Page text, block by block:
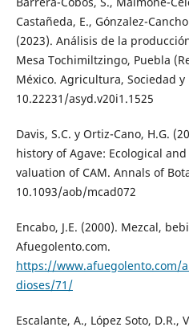
Castañeda, E., Gónzalez-
(2023). Análisis de la
Mesa Tochimiltzingo, Puebla
México. Agricultura, Sociedad
10.22231/asyd.v20i1.1525
Davis, S.C. y Ortiz-Cano, H.G.
history of Agave: Ecological
valuation of CAM. Annals of
10.1093/aob/mcad072
Encabo, J.E. (2000). Mezcal,
Afuegolento.com.
https://www.afuegolento.com/
dioses/71/
Escalante, A., López Soto, D.R.,